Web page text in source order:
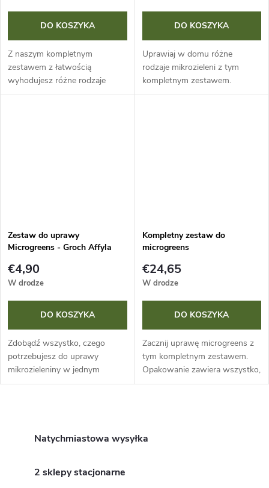
DO KOSZYKA
Z naszym kompletnym
zestawem z łatwością
wyhodujesz różne rodzaje
microgreens. Zawiera wszystko
DO KOSZYKA
Uprawiaj w domu różne
rodzaje mikrozieleni z tym
kompletnym zestawem.
Zawiera wszystko potrzebne
Zestaw do uprawy
Microgreens - Groch Affyla
€4,90
W drodze
DO KOSZYKA
Zdobądź wszystko, czego
potrzebujesz do uprawy
mikrozieleniny w jednym
kompletnym zestawie.
Kompletny zestaw do
microgreens
€24,65
W drodze
DO KOSZYKA
Zacznij uprawę microgreens z
tym kompletnym zestawem.
Opakowanie zawiera wszystko,
czego potrzebujesz: 5 misek, 3
Natychmiastowa wysyłka
2 sklepy stacjonarne